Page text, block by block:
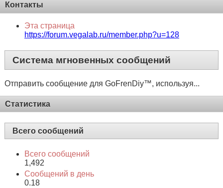
Контакты
Эта страница
https://forum.vegalab.ru/member.php?u=128
Система мгновенных сообщений
Отправить сообщение для GoFrenDiy™, используя...
Статистика
Всего сообщений
Всего сообщений
1,492
Сообщений в день
0.18